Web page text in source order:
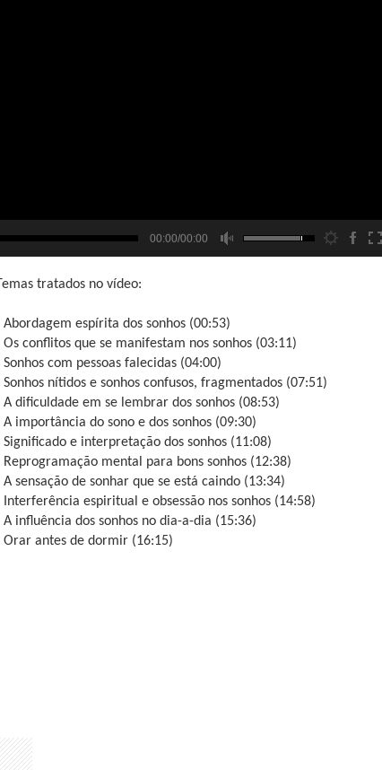
00:00/00:00
Temas tratados no vídeo:
Abordagem espírita dos sonhos (00:53)
Os conflitos que se manifestam nos sonhos (03:11)
Sonhos com pessoas falecidas (04:00)
Sonhos nítidos e sonhos confusos, fragmentados (07:51)
A dificuldade em se lembrar dos sonhos (08:53)
A importância do sono e dos sonhos (09:30)
Significado e interpretação dos sonhos (11:08)
Reprogramação mental para bons sonhos (12:38)
A sensação de sonhar que se está caindo (13:34)
Interferência espiritual e obsessão nos sonhos (14:58)
A influência dos sonhos no dia-a-dia (15:36)
Orar antes de dormir (16:15)